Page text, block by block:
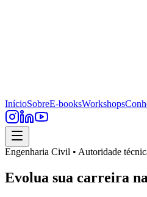
InícioSobreE-booksWorkshops
Engenharia Civil • Autoridade
Evolua sua carreira